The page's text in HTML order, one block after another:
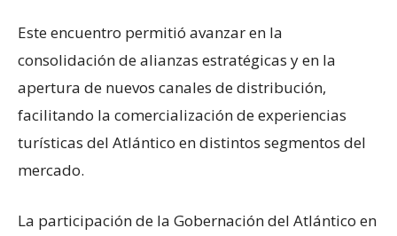
Este encuentro permitió avanzar en la
consolidación de alianzas estratégicas y en la
apertura de nuevos canales de distribución,
facilitando la comercialización de experiencias
turísticas del Atlántico en distintos segmentos del
mercado.
La participación de la Gobernación del Atlántico en